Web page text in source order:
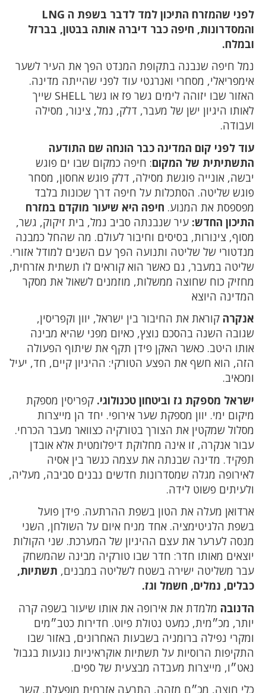
לפני שהמזרח התיכון למד לדבר בשפת ה LNG
והמסדרונות, חיפה כבר דיברה אותה בבטון, בברזל
ובמלח.
נמל חיפה שנבנה בתקופת המנדט הפך את העיר לשער
אימפריאלי, מסחרי ואנרגטי עוד לפני שהייתה מדינה.
האזור שבו יזוהה לימים גשר פז או גשר SHELL שייך
לאותו היגיון ישן של מעבר, דלק, נמל, צינור, מסילה
ועבודה.
עוד לפני קום המדינה כבר הונחה שם התודעה
התשתיתית של המקום: חיפה כמקום שבו ים פוגש
יבשה, אונייה פוגשת מסילה, דלק פוגש אחסון, מסחר
פוגש שליטה. הסתכלות על חיפה דרך שכונות בלבד
מפספסת את המנוע. חיפה היא שיעור מוקדם במזרח
התיכון החדש: עיר שנבנתה סביב נמל, בית זיקוק, גשר,
מסוף, צינורות, בסיסים וחיבור לעולם. מה שהחל כמבנה
מנדטורי של שליטה ותנועה הפך עם השנים למודל אזורי.
שליטה במעבר, גם כאשר הוא קוראים לו תשתית אזרחית,
מחזיק כוח שחוצה ממשלות, מוזמנים לשאול את מסקר
המדינה היוצא
אנקרה קוראת את החיבור בין ישראל, יוון וקפריסין,
שגובה השנה בהסכם נוצץ, כאיום מפני שהיא מבינה
אותו היטב. כאשר האקן פידן תקף את שיתוף הפעולה
הזה, הוא חשף את הפצע הטורקי: ההיגיון קיים, חד, יעיל
ומכאיב.
ישראל מספקת גז וביטחון טכנולוגי. קפריסין מספקת
מיקום ימי. יוון מספקת שער אירופי. יחד הן מייצרות
מסלול שמקטין את הצורך בטורקיה כצוואר מעבר הכרחי.
עבור אנקרה, זו אינה מחלוקת דיפלומטית אלא אובדן
תפקיד. מדינה שבנתה את עצמה כגשר בין אסיה
לאירופה מגלה שמסדרונות חדשים נבנים סביבה, מעליה,
ולעיתים פשוט לידה.
ארדואן מעלה את הטון בשפת ההרתעה. פידן פועל
בשפת הלגיטימציה. אחד מניח איום על השולחן, השני
מנסה לערער את עצם ההיגיון של המערכת. שני הקולות
יוצאים מאותו חדר: חדר שבו טורקיה מבינה שהמשחק
עבר משליטה ישירה בשטח לשליטה במבנים, תשתיות,
כבלים, נמלים, חשמל וגז.
הדנובה מלמדת את אירופה את אותו שיעור בשפה קרה
יותר, מכ״מית, כמעט נטולת פיוט. חדירות כטב״מים
ומקרי נפילה ברומניה בשבעות האחרונים, באזור שבו
התקיפות הרוסיות על תשתיות אוקראיניות נוגעות בגבול
נאט״ו, מייצרות מעבדה מבצעית של ספים.
כלי חוצה, מכ״ם מזהה, התרעה אזרחית מופעלת, קשר